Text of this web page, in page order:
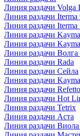
Линия раздачи Volga
Линия раздачи
Линия раздачи Iterma
Линия раздачи
Линия раздачи
Линия раздачи
Линия раздачи Rada
Линия раздачи Сейла
Линия раздачи
Линия раздачи
Линия раздачи Hot
Линия раздачи Tetrix
Линия раздачи Аста
Линия раздачи Виола